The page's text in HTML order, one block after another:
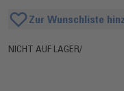
Zur Wunschliste
NICHT AUF LAGER/